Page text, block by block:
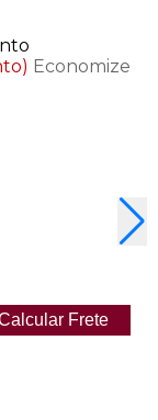
Economize